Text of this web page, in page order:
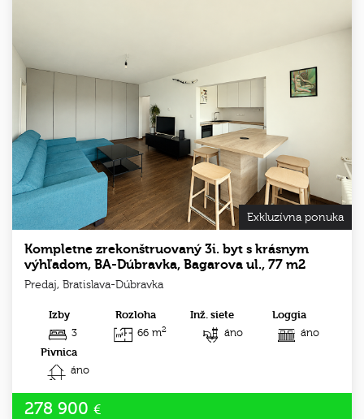
Exkluzívna ponuka
Kompletne zrekonštruovaný 3i. byt s krásnym
výhľadom, BA-Dúbravka, Bagarova ul., 77 m2
Predaj, Bratislava-Dúbravka
Izby
3
Rozloha
66 m2
Inž. siete
áno
Loggia
áno
Pivnica
áno
278 900 €